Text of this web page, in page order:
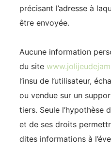
précisant l’adresse à
être envoyée.
Aucune information
du site
l’insu de l’utilisateur,
ou vendue sur un
tiers. Seule l’hypothèse
et de ses droits
dites informations à